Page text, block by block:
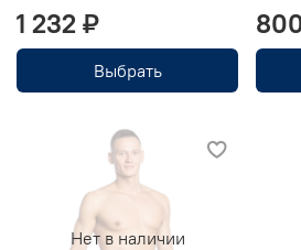
1 232 ₽
Выбрать
Нет в наличии